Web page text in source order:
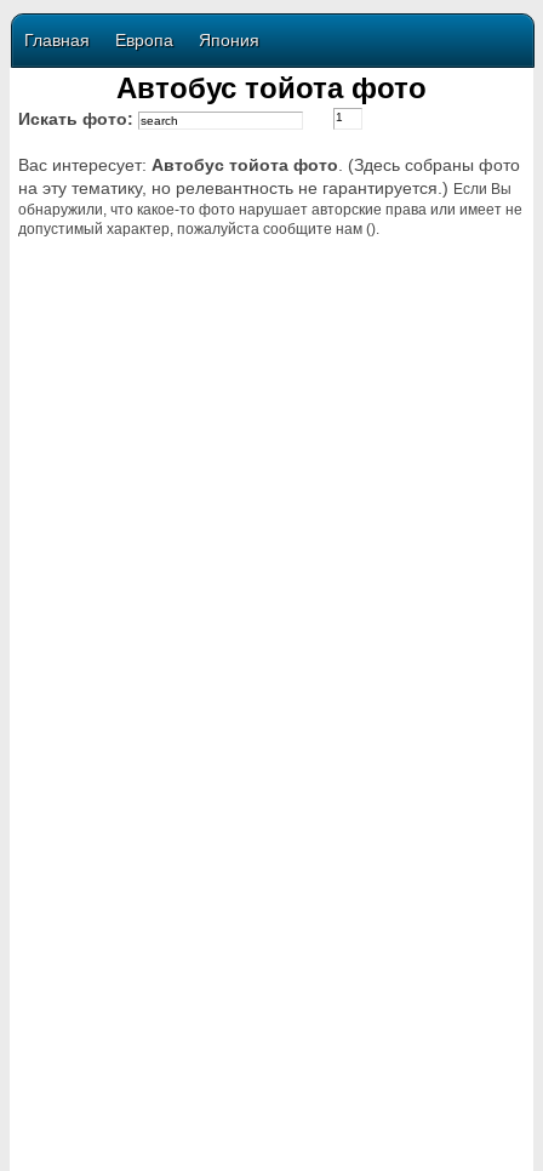
Главная Европа Япония
Автобус тойота фото
Искать фото:
Вас интересует: Автобус тойота фото . (Здесь собраны фото
на эту тематику, но релевантность не гарантируется.) Если Вы
обнаружили, что какое-то фото нарушает авторские права или имеет не
допустимый характер, пожалуйста сообщите нам ().